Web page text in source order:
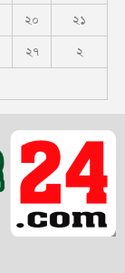
২০ ২১
২৭ ২